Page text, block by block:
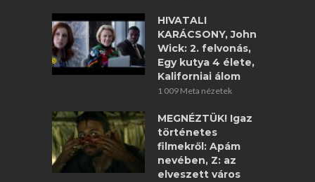
HIVATALI
KARÁCSONY, John
Wick: 2. felvonás,
Egy kutya 4 élete,
Kaliforniai álom
1 009 Meta nézetek
MEGNÉZTÜK! Igaz
történetes
filmekről: Apám
nevében, Z: az
elveszett város